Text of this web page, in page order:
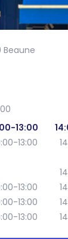
Beaune
13:00
13:00
13:00
13:00
13:00